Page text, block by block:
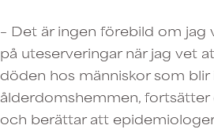
– Det är ingen förebild om jag
på uteserveringar när jag vet
döden hos människor som
ålderdomshemmen,
och berättar att